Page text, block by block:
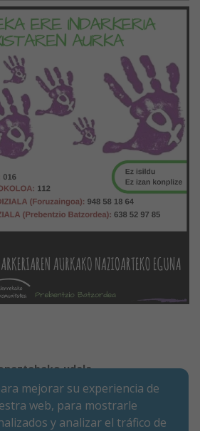
udala
Cookie-en politika
Irisgarritasuna
Pribatutasun-abisua
31740 | Doneztebe (NAFARROA)
mejorar su experiencia de
web, para mostrarle
y analizar el tráfico de